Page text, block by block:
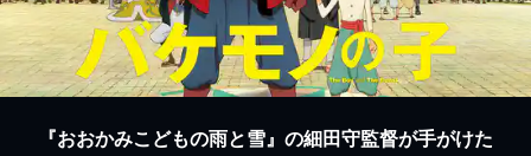
『おおかみこどもの雨と雪』の細田守監督が手がけた